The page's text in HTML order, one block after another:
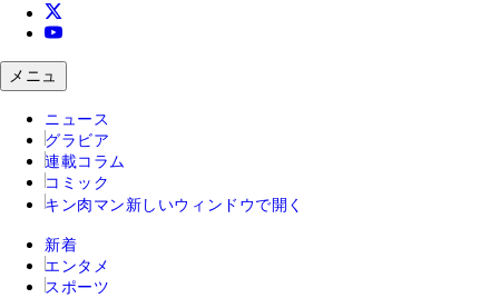
メニュ
ニュース
グラビア
連載コラム
コミック
キン肉マン 新しいウィンドウで開く
新着
エンタメ
スポーツ